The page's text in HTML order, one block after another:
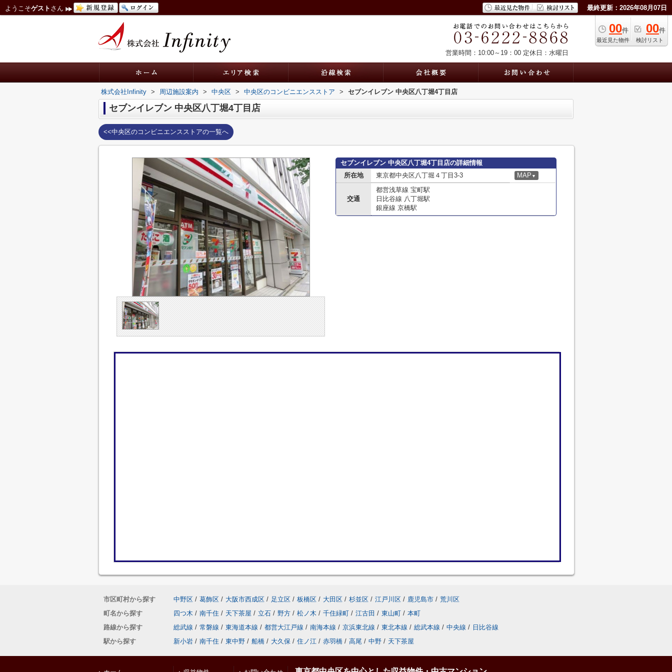
ようこそゲスト さん 最終更新：2026年08月07日
00件
最近見た物件
00件
検討リスト
営業時間：10:00～19：00 定休日：水曜日
株式会社Infinity > 周辺施設案内 > 中央区 > 中央区のコンビニエンスストア > セブンイレブン 中央区八丁堀4丁目店
セブンイレブン 中央区八丁堀4丁目店
<<中央区のコンビニエンスストアの一覧へ
セブンイレブン 中央区八丁堀4丁目店の詳細情報
所在地
東京都中央区八丁堀４丁目3-3 MAP ▼
交通
都営浅草線 宝町駅
日比谷線 八丁堀駅
銀座線 京橋駅
市区町村から探す 中野区 / 葛飾区 / 大阪市西成区 / 足立区 / 板橋区 / 大田区 / 杉並区 / 江戸川区 / 鹿児島市 / 荒川区
町名から探す
四つ木 / 南千住 / 天下茶屋 / 立石 / 野方 / 松ノ木 / 千住緑町 / 江古田 / 東山町 / 本町
路線から探す
総武線 / 常磐線 / 東海道本線 / 都営大江戸線 / 南海本線 / 京浜東北線 / 東北本線 / 総武本線 / 中央線 / 日比谷線
駅から探す
新小岩 / 南千住 / 東中野 / 船橋 / 大久保 / 住ノ江 / 赤羽橋 / 高尾 / 中野 / 天下茶屋